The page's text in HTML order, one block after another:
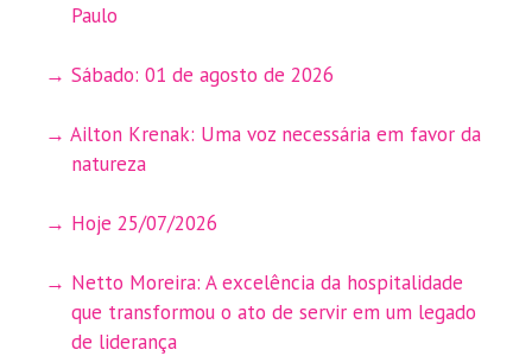
Paulo
Sábado: 01 de agosto de 2026
Ailton Krenak: Uma voz necessária em favor da
natureza
Hoje 25/07/2026
Netto Moreira: A excelência da hospitalidade
que transformou o ato de servir em um legado
de liderança